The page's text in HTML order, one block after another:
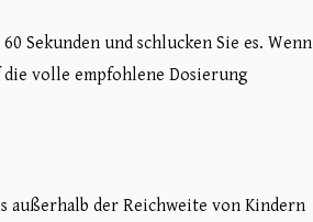
Sekunden und schlucken Sie es. Wenn
die volle empfohlene Dosierung
außerhalb der Reichweite von Kindern